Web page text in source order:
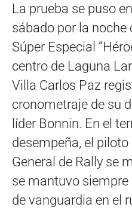
La prueba se puso
sábado por la noche
Súper Especial
centro de Laguna
Villa Carlos Paz
cronometraje de su
líder Bonnin. En el
desempeña, el
General de Rally se
se mantuvo
de vanguardia en el